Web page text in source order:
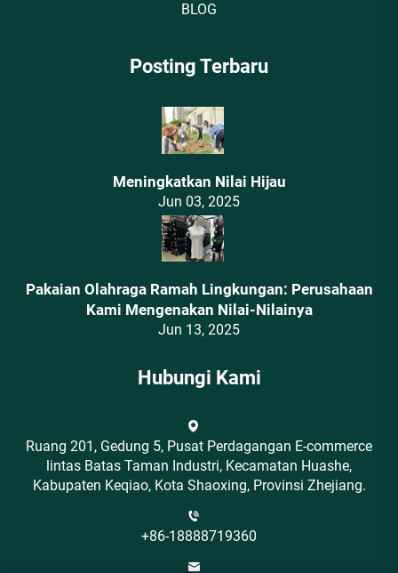
BLOG
Posting Terbaru
Meningkatkan Nilai Hijau
Jun 03, 2025
Pakaian Olahraga Ramah Lingkungan: Perusahaan
Kami Mengenakan Nilai-Nilainya
Jun 13, 2025
Hubungi Kami
Ruang 201, Gedung 5, Pusat Perdagangan E-commerce
lintas Batas Taman Industri, Kecamatan Huashe,
Kabupaten Keqiao, Kota Shaoxing, Provinsi Zhejiang.
+86-18888719360